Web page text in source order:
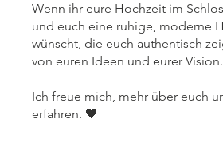
Wenn ihr eure Hochzeit im
und euch eine ruhige, moderne
wünscht, die euch authentisch
von euren Ideen und eurer Vision.
Ich freue mich, mehr über euch
erfahren. 🖤